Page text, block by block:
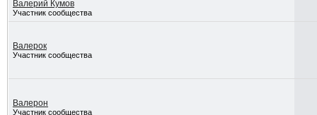
Валерий Кумов
Участник сообщества
Валерок
Участник сообщества
Валерон
Участник сообщества